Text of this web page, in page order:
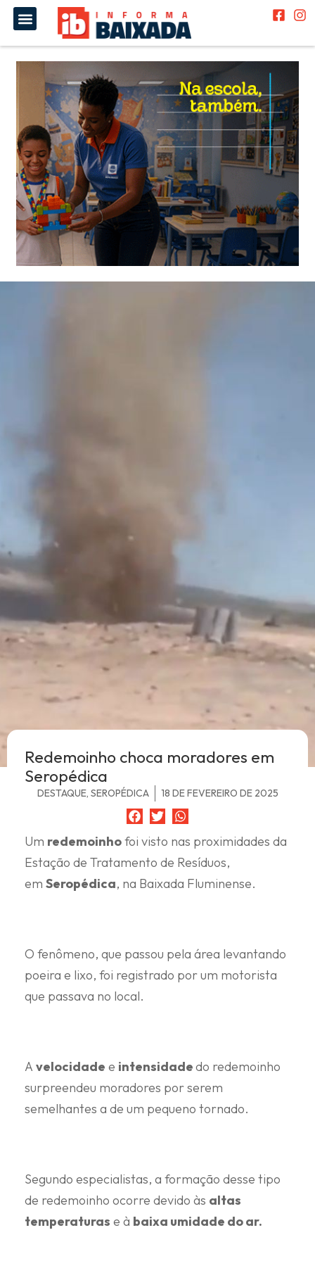
Redemoinho choca moradores em
Seropédica
DESTAQUE, SEROPÉDICA 18 DE FEVEREIRO DE 2025
Um redemoinhofoi visto nas proximidades da
Estação de Tratamento de Resíduos,
em Seropédica, na Baixada Fluminense.
O fenômeno, que passou pela área levantando
poeira e lixo, foi registrado por um motorista
que passava no local.
A velocidade e intensidadedo redemoinho
surpreendeu moradores por serem
semelhantes a de um pequeno tornado.
Segundo especialistas, a formação desse tipo
de redemoinho ocorre devido às altas
temperaturas e à baixa umidade do ar.